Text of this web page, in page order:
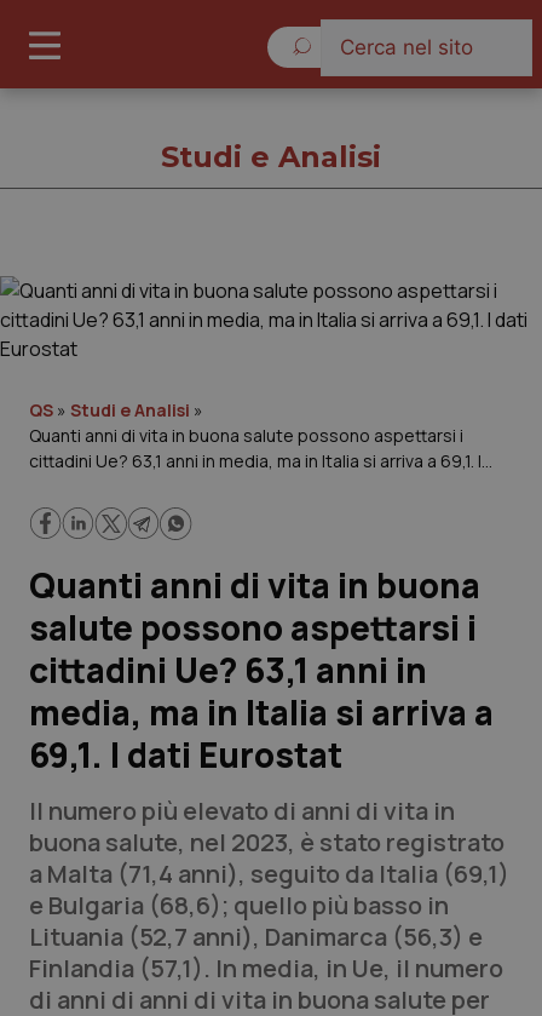
Cronache
Governo e Parlamento
Regioni e Asl
Lavoro e Professioni
Scienza e Farmaci
Studi e Analisi
Lettere al direttore
QS Pro
Professionisti Sanitari.AI
Abruzzo
QS Pro Gold
Studi e Analisi
QS » Studi e Analisi »
Quanti anni di vita in buona salute possono aspettarsi i
cittadini Ue? 63,1 anni in media, ma in Italia si arriva a 69,1. I
Quanti anni di vita in buona
salute possono aspettarsi i
cittadini Ue? 63,1 anni in
media, ma in Italia si arriva a
69,1. I dati Eurostat
Il numero più elevato di anni di vita in
buona salute, nel 2023, è stato registrato
a Malta (71,4 anni), seguito da Italia (69,1)
e Bulgaria (68,6); quello più basso in
Lituania (52,7 anni), Danimarca (56,3) e
Finlandia (57,1). In media, in Ue, il numero
di anni di anni di vita in buona salute per